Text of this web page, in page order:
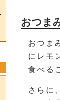
おつま
おつま
にレモ
食べる
さらに